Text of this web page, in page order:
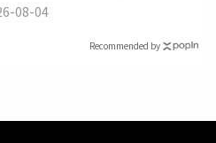
08-04
Recommended by